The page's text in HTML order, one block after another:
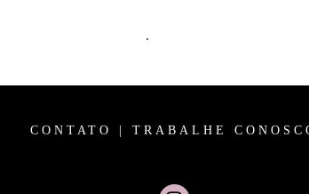
.
CONTATO TRABALHE